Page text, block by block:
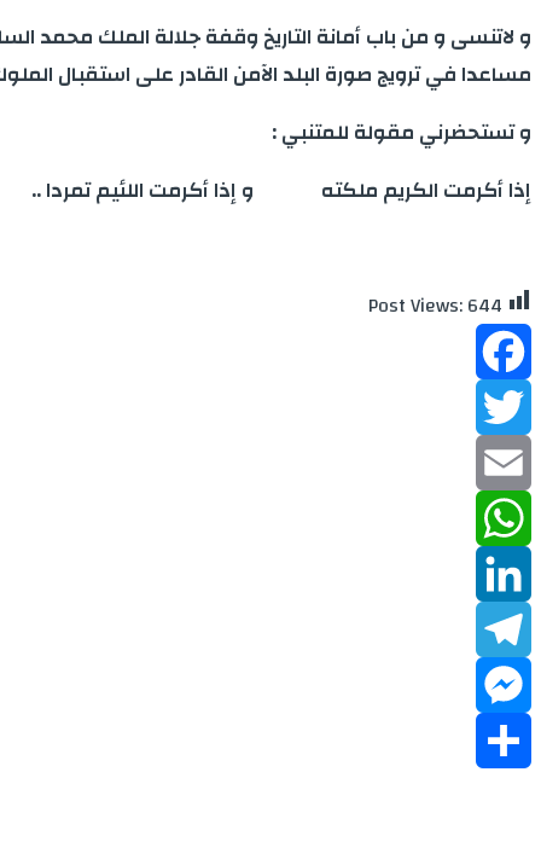
و لاتنسى و من باب أمانة التاريخ وقفة جلالة الملك
مساعدا في ترويج صورة البلد الآمن القادر على استقبال
و تستحضرني مقولة للمتنبي :
إذا أكرمت الكريم ملكته و إذا أكرمت اللئيم تمردا ..
Post Views:644
Facebook
Twitter
Email
WhatsApp
LinkedIn
Telegram
Messenger